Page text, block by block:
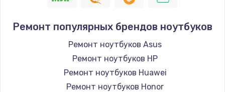
Ремонт популярных брендов ноутбуков
Ремонт ноутбуков Asus
Ремонт ноутбуков HP
Ремонт ноутбуков Huawei
Ремонт ноутбуков Honor